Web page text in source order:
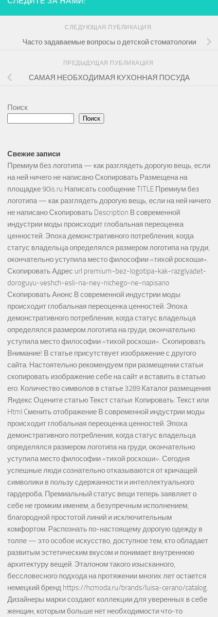
СЛЕДУЮЩАЯ ПУБЛИКАЦИЯ
Часто задаваемые вопросы о детской стоматологии
ПРЕДЫДУЩАЯ ПУБЛИКАЦИЯ
САМАЯ НЕОБХОДИМАЯ КУХОННАЯ ПОСУДА
Поиск
Поиск
Свежие записи
Премиум без логотипа — как разглядеть дорогую вещь, если
на ней ничего не написано Скопировать Размещена на
площадке 90is.ru Написать сообщение TITLE Премиум без
логотипа — как разглядеть дорогую вещь, если на ней ничего
не написано Скопировать Description В современной
индустрии моды происходит глобальная переоценка
ценностей. Эпоха демонстративного потребления, когда
статус владельца определялся размером логотипа на груди,
окончательно уступила место философии «тихой роскоши».
Скопировать Адрес url premium-bez-logotipa-kak-razglyadet-
doroguyu-veshch-esli-na-ney-nichego-ne-napisano
Скопировать Анонс В современной индустрии моды
происходит глобальная переоценка ценностей. Эпоха
демонстративного потребления, когда статус владельца
определялся размером логотипа на груди, окончательно
уступила место философии «тихой роскоши». Скопировать
Внимание! В статье присутствует изображение с другого
сайта. Настоятельно рекомендуем при размещении статьи
скопировать изображение себе на сайт и вставить в статью
его. Количество символов в статье 3289 Каталог размещения
Яндекс Оцените статью Текст статьи: Копировать: Текст или
Html Cменить отображение В современной индустрии моды
происходит глобальная переоценка ценностей. Эпоха
демонстративного потребления, когда статус владельца
определялся размером логотипа на груди, окончательно
уступила место философии «тихой роскоши». Сегодня
успешные люди сознательно отказываются от кричащей
символики в пользу сдержанности и интеллектуального
гардероба. Премиальный статус вещи теперь заявляет о
себе не громким именем, а безупречным исполнением,
благородной простотой линий и исключительным
комфортом. Распознать по-настоящему дорогую одежду в
толпе — это особое искусство, доступное тем, кто обладает
развитым эстетическим вкусом и понимает внутреннюю
архитектуру вещей. Эталоном такого изысканного,
бессловесного подхода на протяжении многих лет остается
немецкий бренд https://hcmoda.ru/brands/luisa-cerano/catalog.
Дизайнеры марки создают коллекции для уверенных в себе
женщин, которым больше нет необходимости что-то